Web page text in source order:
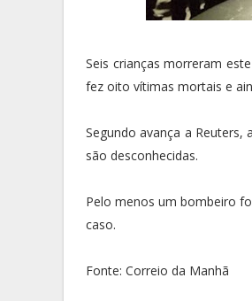
Seis crianças morreram
fez oito vítimas mortais e
Segundo avança a
são desconhecidas.
Pelo menos um bombeiro
caso.
Fonte: Correio da Manhã